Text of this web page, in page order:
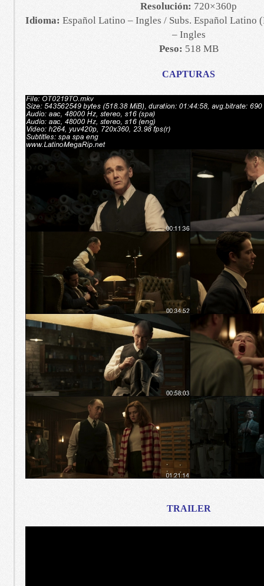
Resolución: 720×360p
Idioma: Español Latino – Ingles / Subs. Español Latino
– Ingles
Peso: 518 MB
CAPTURAS
TRAILER